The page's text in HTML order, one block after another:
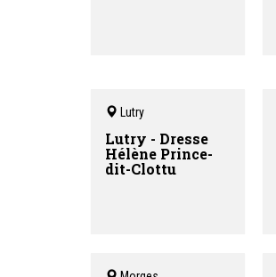
Lutry
Lutry - Dresse
Hélène Prince-
dit-Clottu